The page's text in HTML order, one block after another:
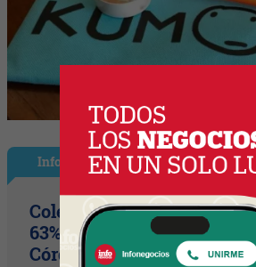
InfoNegocios Miami
Colegio Monserrat: 339
63% de los votos y un
Córdoba (Arg) y Florida